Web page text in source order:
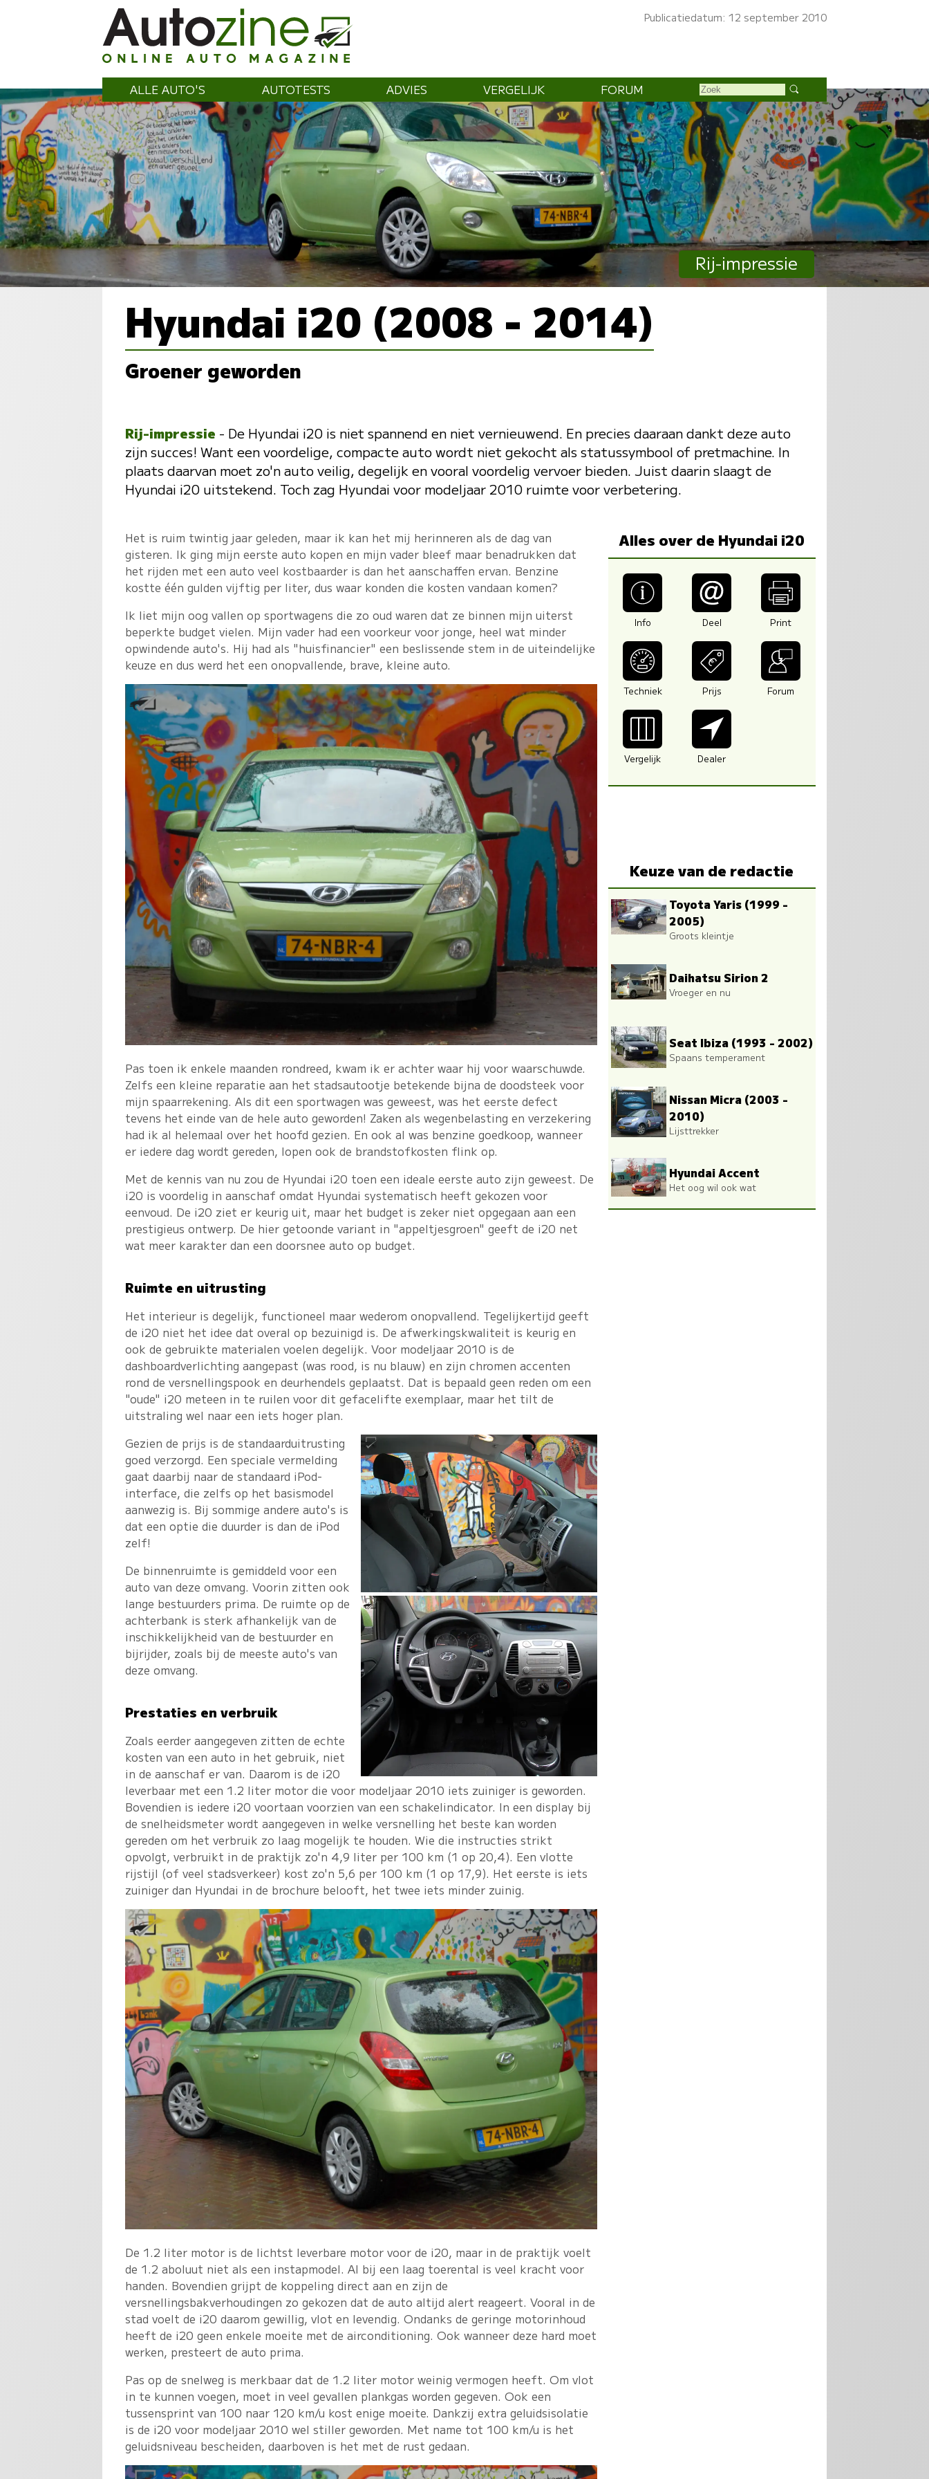
Publicatiedatum: 12 september 2010
ALLE AUTO'S AUTOTESTS ADVIES VERGELIJK FORUM
Rij-impressie
Hyundai i20 (2008 - 2014)
Groener geworden
Rij-impressie - De Hyundai i20 is niet spannend en niet vernieuwend. En precies daaraan dankt deze auto
zijn succes! Want een voordelige, compacte auto wordt niet gekocht als statussymbool of pretmachine. In
plaats daarvan moet zo'n auto veilig, degelijk en vooral voordelig vervoer bieden. Juist daarin slaagt de
Hyundai i20 uitstekend. Toch zag Hyundai voor modeljaar 2010 ruimte voor verbetering.
Het is ruim twintig jaar geleden, maar ik kan het mij herinneren als de dag van
gisteren. Ik ging mijn eerste auto kopen en mijn vader bleef maar benadrukken dat
het rijden met een auto veel kostbaarder is dan het aanschaffen ervan. Benzine
kostte één gulden vijftig per liter, dus waar konden die kosten vandaan komen?
Ik liet mijn oog vallen op sportwagens die zo oud waren dat ze binnen mijn uiterst
beperkte budget vielen. Mijn vader had een voorkeur voor jonge, heel wat minder
opwindende auto's. Hij had als "huisfinancier" een beslissende stem in de uiteindelijke
keuze en dus werd het een onopvallende, brave, kleine auto.
Pas toen ik enkele maanden rondreed, kwam ik er achter waar hij voor waarschuwde.
Zelfs een kleine reparatie aan het stadsautootje betekende bijna de doodsteek voor
mijn spaarrekening. Als dit een sportwagen was geweest, was het eerste defect
tevens het einde van de hele auto geworden! Zaken als wegenbelasting en verzekering
had ik al helemaal over het hoofd gezien. En ook al was benzine goedkoop, wanneer
er iedere dag wordt gereden, lopen ook de brandstofkosten flink op.
Met de kennis van nu zou de Hyundai i20 toen een ideale eerste auto zijn geweest. De
i20 is voordelig in aanschaf omdat Hyundai systematisch heeft gekozen voor
eenvoud. De i20 ziet er keurig uit, maar het budget is zeker niet opgegaan aan een
prestigieus ontwerp. De hier getoonde variant in "appeltjesgroen" geeft de i20 net
wat meer karakter dan een doorsnee auto op budget.
Ruimte en uitrusting
Het interieur is degelijk, functioneel maar wederom onopvallend. Tegelijkertijd geeft
de i20 niet het idee dat overal op bezuinigd is. De afwerkingskwaliteit is keurig en
ook de gebruikte materialen voelen degelijk. Voor modeljaar 2010 is de
dashboardverlichting aangepast (was rood, is nu blauw) en zijn chromen accenten
rond de versnellingspook en deurhendels geplaatst. Dat is bepaald geen reden om een
"oude" i20 meteen in te ruilen voor dit gefacelifte exemplaar, maar het tilt de
uitstraling wel naar een iets hoger plan.
Gezien de prijs is de standaarduitrusting
goed verzorgd. Een speciale vermelding
gaat daarbij naar de standaard iPod-
interface, die zelfs op het basismodel
aanwezig is. Bij sommige andere auto's is
dat een optie die duurder is dan de iPod
zelf!
De binnenruimte is gemiddeld voor een
auto van deze omvang. Voorin zitten ook
lange bestuurders prima. De ruimte op de
achterbank is sterk afhankelijk van de
inschikkelijkheid van de bestuurder en
bijrijder, zoals bij de meeste auto's van
deze omvang.
Prestaties en verbruik
Zoals eerder aangegeven zitten de echte
kosten van een auto in het gebruik, niet
in de aanschaf er van. Daarom is de i20
leverbaar met een 1.2 liter motor die voor modeljaar 2010 iets zuiniger is geworden.
Bovendien is iedere i20 voortaan voorzien van een schakelindicator. In een display bij
de snelheidsmeter wordt aangegeven in welke versnelling het beste kan worden
gereden om het verbruik zo laag mogelijk te houden. Wie die instructies strikt
opvolgt, verbruikt in de praktijk zo'n 4,9 liter per 100 km (1 op 20,4). Een vlotte
rijstijl (of veel stadsverkeer) kost zo'n 5,6 per 100 km (1 op 17,9). Het eerste is iets
zuiniger dan Hyundai in de brochure belooft, het twee iets minder zuinig.
De 1.2 liter motor is de lichtst leverbare motor voor de i20, maar in de praktijk voelt
de 1.2 aboluut niet als een instapmodel. Al bij een laag toerental is veel kracht voor
handen. Bovendien grijpt de koppeling direct aan en zijn de
versnellingsbakverhoudingen zo gekozen dat de auto altijd alert reageert. Vooral in de
stad voelt de i20 daarom gewillig, vlot en levendig. Ondanks de geringe motorinhoud
heeft de i20 geen enkele moeite met de airconditioning. Ook wanneer deze hard moet
werken, presteert de auto prima.
Pas op de snelweg is merkbaar dat de 1.2 liter motor weinig vermogen heeft. Om vlot
in te kunnen voegen, moet in veel gevallen plankgas worden gegeven. Ook een
tussensprint van 100 naar 120 km/u kost enige moeite. Dankzij extra geluidsisolatie
is de i20 voor modeljaar 2010 wel stiller geworden. Met name tot 100 km/u is het
geluidsniveau bescheiden, daarboven is het met de rust gedaan.
Alles over de Hyundai i20
Info Deel Print
Techniek Prijs Forum
Vergelijk Dealer
Keuze van de redactie
Toyota Yaris (1999 -
2005)
Groots kleintje
Daihatsu Sirion 2
Vroeger en nu
Seat Ibiza (1993 - 2002)
Spaans temperament
Nissan Micra (2003 -
2010)
Lijsttrekker
Hyundai Accent
Het oog wil ook wat